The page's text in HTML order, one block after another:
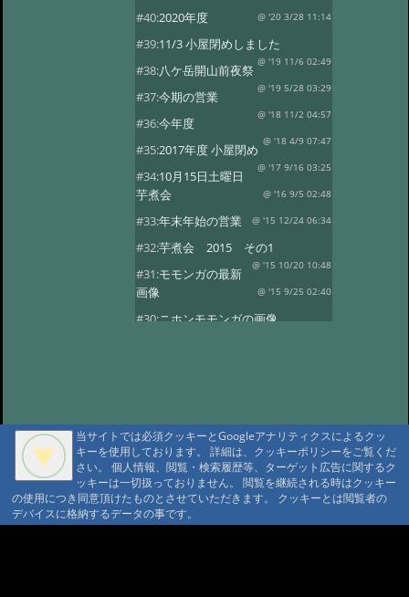
#40:2020年度 @ '20 3/28 11:14
#39:11/3 小屋閉めしました
@ '19 11/6 02:49
#38:八ケ岳開山前夜祭
@ '19 5/28 03:29
#37:今期の営業
@ '18 11/2 04:57
#36:今年度
@ '18 4/9 07:47
#35:2017年度 小屋閉め
@ '17 9/16 03:25
#34:10月15日土曜日
芋煮会
@ '16 9/5 02:48
#33:年末年始の営業 @ '15 12/24 06:34
#32:芋煮会 2015 その1
@ '15 10/20 10:48
#31:モモンガの最新
画像
@ '15 9/25 02:40
#30:ニホンモモンガの画像
#26:芋煮会2 @ '14 10/27 21:06
#7:芋煮会 @ '14 10/8 21:29
#7:今年も宜しくお願い致します
#6:ヤマネの冬眠写真
当サイトでは必須クッキーとGoogleアナリティクスによるクッ
キーを使用しております。 詳細は、クッキーポリシーをご覧くだ
さい。 個人情報、閲覧・検索履歴等、ターゲット広告に関するク
ッキーは一切扱っておりません。 閲覧を継続される時はクッキー
の使用につき同意頂けたものとさせていただきます。 クッキーとは閲覧者の
デバイスに格納するデータの事です。